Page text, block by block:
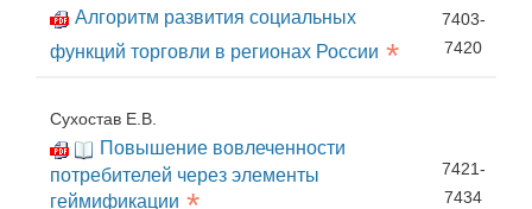
Алгоритм развития социальных
функций торговли в регионах России *
7403-
7420
Сухостав Е.В.
Повышение вовлеченности
потребителей через элементы
геймификации
7421-
7434